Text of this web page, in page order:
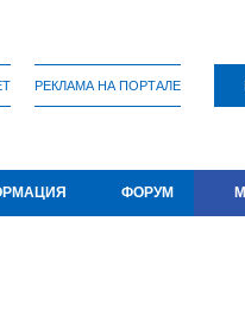
РЕКЛАМА НА ПОРТАЛЕ
ФОРУМ